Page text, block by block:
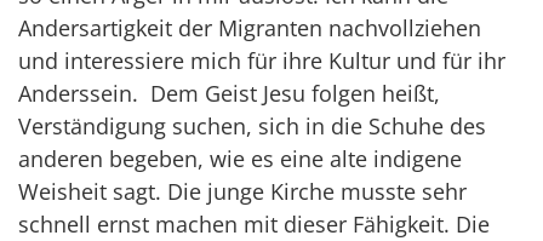
Andersartigkeit der Migranten nachvollziehen
und interessiere mich für ihre Kultur und für ihr
Anderssein. Dem Geist Jesu folgen heißt,
Verständigung suchen, sich in die Schuhe des
anderen begeben, wie es eine alte indigene
Weisheit sagt. Die junge Kirche musste sehr
schnell ernst machen mit dieser Fähigkeit. Die